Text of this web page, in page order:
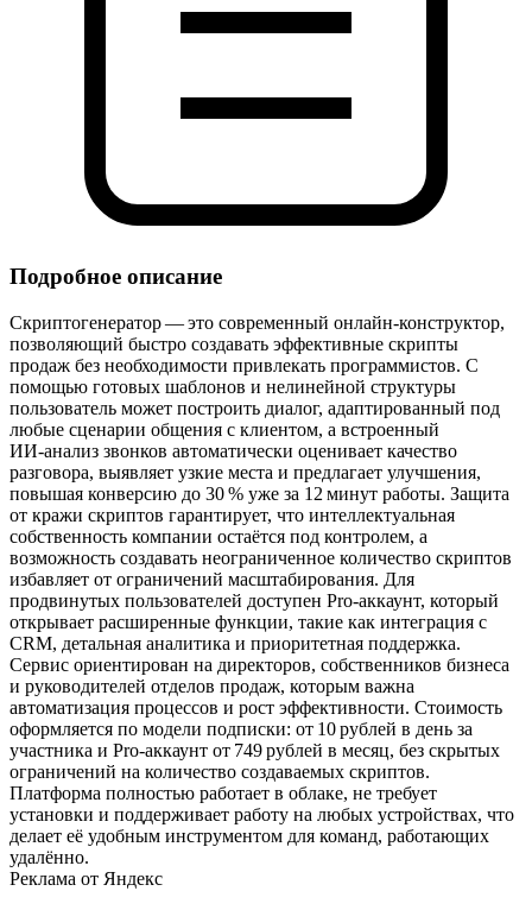
Подробное описание
Скриптогенератор — это современный онлайн‑конструктор,
позволяющий быстро создавать эффективные скрипты
продаж без необходимости привлекать программистов. С
помощью готовых шаблонов и нелинейной структуры
пользователь может построить диалог, адаптированный под
любые сценарии общения с клиентом, а встроенный
ИИ‑анализ звонков автоматически оценивает качество
разговора, выявляет узкие места и предлагает улучшения,
повышая конверсию до 30 % уже за 12 минут работы. Защита
от кражи скриптов гарантирует, что интеллектуальная
собственность компании остаётся под контролем, а
возможность создавать неограниченное количество скриптов
избавляет от ограничений масштабирования. Для
продвинутых пользователей доступен Pro‑аккаунт, который
открывает расширенные функции, такие как интеграция с
CRM, детальная аналитика и приоритетная поддержка.
Сервис ориентирован на директоров, собственников бизнеса
и руководителей отделов продаж, которым важна
автоматизация процессов и рост эффективности. Стоимость
оформляется по модели подписки: от 10 рублей в день за
участника и Pro‑аккаунт от 749 рублей в месяц, без скрытых
ограничений на количество создаваемых скриптов.
Платформа полностью работает в облаке, не требует
установки и поддерживает работу на любых устройствах, что
делает её удобным инструментом для команд, работающих
удалённо.
Реклама от Яндекс